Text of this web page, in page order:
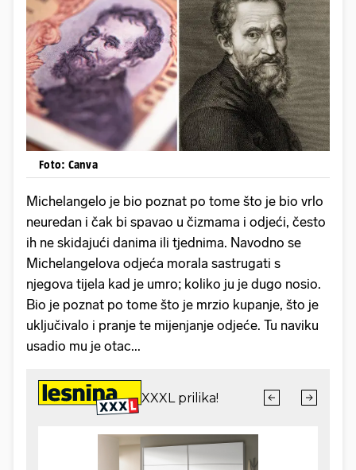
Foto: Canva
Michelangelo je bio poznat po tome što je bio vrlo
neuredan i čak bi spavao u čizmama i odjeći, često
ih ne skidajući danima ili tjednima. Navodno se
Michelangelova odjeća morala sastrugati s
njegova tijela kad je umro; koliko ju je dugo nosio.
Bio je poznat po tome što je mrzio kupanje, što je
uključivalo i pranje te mijenjanje odjeće. Tu naviku
usadio mu je otac...